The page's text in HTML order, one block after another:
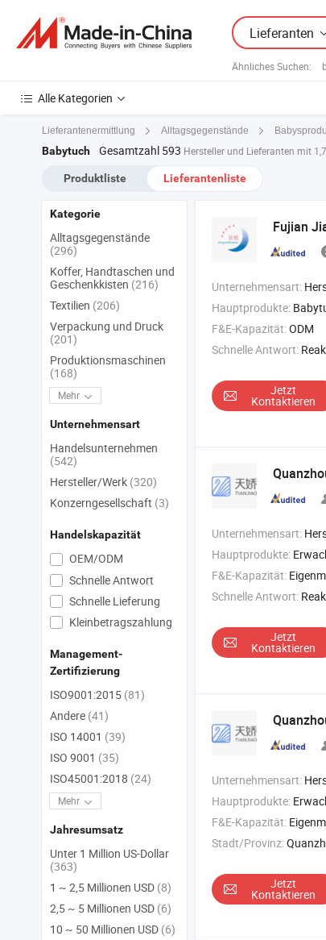
Lieferanten
Ähnliches Suchen:
Alle Kategorien
Lieferantenermittlung Alltagsgegenstände
Babytuch Gesamtzahl 593 Hersteller und Lieferanten mit
Produktliste Lieferantenliste
Fujian
Unternehmensart:
Hauptprodukte: Babytuch ,
F&E-Kapazität:ODM
Schnelle Antwort:
Jetzt
Kontaktieren
Unternehmensart:
Hauptprodukte:
F&E-Kapazität:
Schnelle Antwort:
Jetzt
Kontaktieren
Unternehmensart:
Hauptprodukte:
F&E-Kapazität:
Stadt/Provinz:
Jetzt
Kontaktieren
Kategorie
Alltagsgegenstände
(296)
Koffer, Handtaschen und
Geschenkkisten (216)
Textilien (206)
Verpackung und Druck
(201)
Produktionsmaschinen
(168)
Mehr
Unternehmensart
Handelsunternehmen
(542)
Hersteller/Werk (320)
Konzerngesellschaft (3)
Handelskapazität
OEM/ODM
Schnelle Antwort
Schnelle Lieferung
Kleinbetragszahlung
Management-
Zertifizierung
ISO9001:2015 (81)
Andere (41)
ISO 14001 (39)
ISO 9001 (35)
ISO45001:2018 (24)
Mehr
Jahresumsatz
Unter 1 Million US-Dollar
(363)
1 ~ 2,5 Millionen USD (8)
2,5 ~ 5 Millionen USD (6)
10 ~ 50 Millionen USD (6)